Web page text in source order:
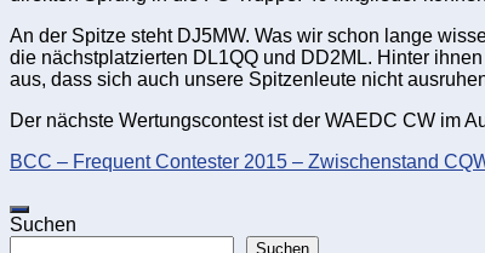
An der Spitze steht DJ5MW. Was wir schon lange
die nächstplatzierten DL1QQ und DD2ML. Hinter
aus, dass sich auch unsere Spitzenleute nicht
Der nächste Wertungscontest ist der WAEDC CW im
BCC – Frequent Contester 2015 – Zwischenstand
Suchen
Suchen